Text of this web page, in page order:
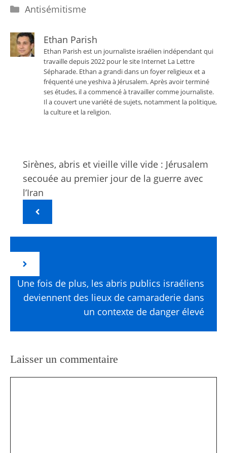
Catégories
Antisémitisme
Ethan Parish
Ethan Parish est un journaliste israélien indépendant qui
travaille depuis 2022 pour le site Internet La Lettre
Sépharade. Ethan a grandi dans un foyer religieux et a
fréquenté une yeshiva à Jérusalem. Après avoir terminé
ses études, il a commencé à travailler comme journaliste.
Il a couvert une variété de sujets, notamment la politique,
la culture et la religion.
Sirènes, abris et vieille ville vide : Jérusalem
secouée au premier jour de la guerre avec
l’Iran
Une fois de plus, les abris publics israéliens
deviennent des lieux de camaraderie dans
un contexte de danger élevé
Laisser un commentaire